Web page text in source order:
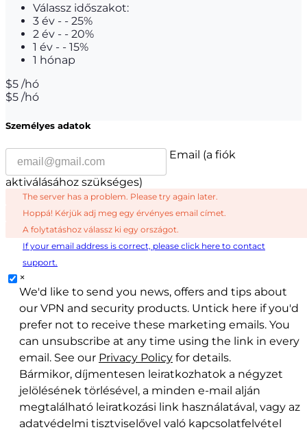
Válassz időszakot:
3 év - - 25%
2 év - - 20%
1 év - - 15%
1 hónap
$5 /hó
$5 /hó
Személyes adatok
Email (a fiók
aktiválásához szükséges)
The server has a problem. Please try again later.
Hoppá! Kérjük adj meg egy érvényes email címet.
A folytatáshoz válassz ki egy országot.
If your email address is correct, please click here to contact
support.
×
We'd like to send you news, offers and tips about
our VPN and security products. Untick here if you'd
prefer not to receive these marketing emails. You
can unsubscribe at any time using the link in every
email. See our Privacy Policy for details.
Bármikor, díjmentesen leiratkozhatok a négyzet
jelölésének törlésével, a minden e-mail alján
megtalálható leiratkozási link használatával, vagy az
adatvédelmi tisztviselővel való kapcsolatfelvétel